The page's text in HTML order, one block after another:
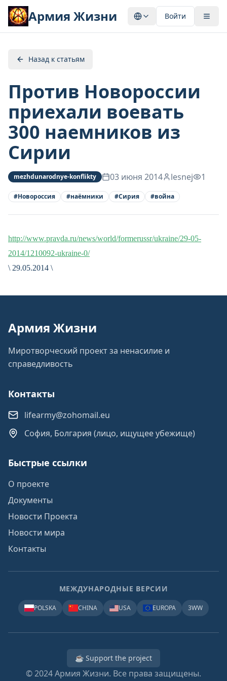
Армия Жизни Войти
Назад к статьям
Против Новороссии
приехали воевать
300 наемников из
Сирии
mezhdunarodnye-konflikty 03 июня 2014 lesnej 1
#Новороссия #наёмники #Сирия #война
http://www.pravda.ru/news/world/formerussr/ukraine/29-05-
2014/1210092-ukraine-0/
\ 29.05.2014 \
Армия Жизни
Миротворческий проект за ненасилие и
справедливость
Контакты
lifearmy@zohomail.eu
София, Болгария (лицо, ищущее убежище)
Быстрые ссылки
О проекте
Документы
Новости Проекта
Новости мира
Контакты
МЕЖДУНАРОДНЫЕ ВЕРСИИ
POLSKA CHINA USA EUROPA 3WW
☕ Support the project
© 2024Армия Жизни. Все права защищены.